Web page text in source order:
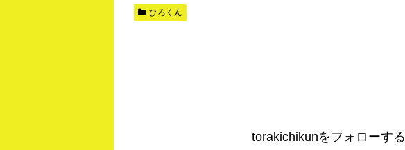
ひろくん
torakichikunをフォローする